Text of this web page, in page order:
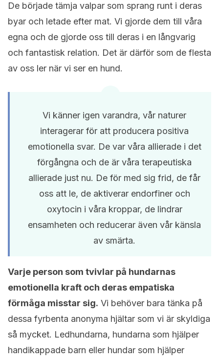
De började tämja valpar som sprang runt i deras
byar och letade efter mat. Vi gjorde dem till våra
egna och de gjorde oss till deras i en långvarig
och fantastisk relation. Det är därför som de flesta
av oss ler när vi ser en hund.
Vi känner igen varandra, vår naturer
interagerar för att producera positiva
emotionella svar. De var våra allierade i det
förgångna och de är våra terapeutiska
allierade just nu. De för med sig frid, de får
oss att le, de aktiverar endorfiner och
oxytocin i våra kroppar, de lindrar
ensamheten och reducerar även vår känsla
av smärta.
Varje person som tvivlar på hundarnas
emotionella kraft och deras empatiska
förmåga misstar sig. Vi behöver bara tänka på
dessa fyrbenta anonyma hjältar som vi är skyldiga
så mycket. Ledhundarna, hundarna som hjälper
handikappade barn eller hundar som hjälper